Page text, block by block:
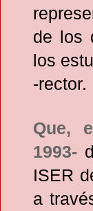
de los
los
-rector.
Que,
1993-
ISER
a